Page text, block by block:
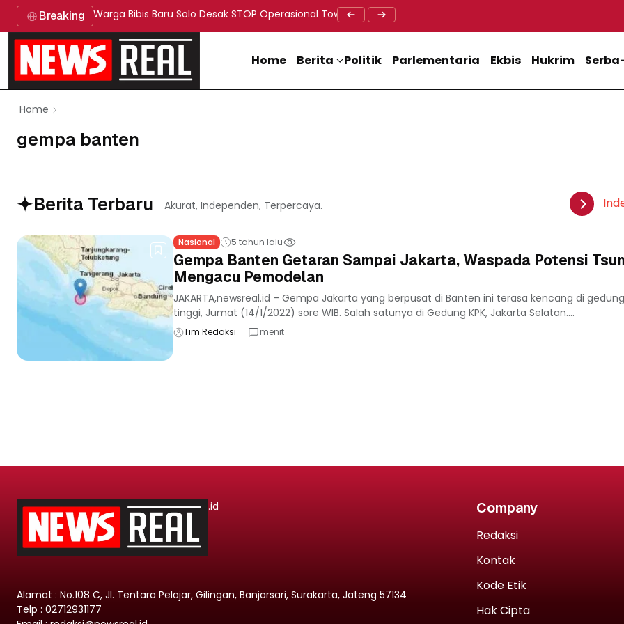
Breaking Warga Bibis Baru Solo Desak STOP Operasional Tower BTS, Diwa : Nyawa dan Keselamatan Warga Lebih
Doa Lintas Agama Perkuat Semangat Persatuan Jelang
Home Berita Politik Parlementaria Ekbis Hukrim
Home
gempa banten
Berita Terbaru Akurat, Independen, Terpercaya.
Nasional 5 tahun lalu
Gempa Banten Getaran Sampai Jakarta, Waspada Potensi
Mengacu Pemodelan
JAKARTA,newsreal.id – Gempa Jakarta yang berpusat di Banten ini terasa kencang di
tinggi, Jumat (14/1/2022) sore WIB. Salah satunya di Gedung KPK, Jakarta Selatan....
Tim Redaksi menit
.id
Alamat : No.108 C, Jl. Tentara Pelajar, Gilingan, Banjarsari, Surakarta, Jateng 57134
Telp : 02712931177
Company
Redaksi
Kontak
Kode Etik
Hak Cipta